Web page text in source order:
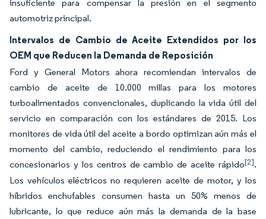
insuficiente para compensar la presión en el segmento
automotriz principal.
Intervalos de Cambio de Aceite Extendidos por los
OEM que Reducen la Demanda de Reposición
Ford y General Motors ahora recomiendan intervalos de
cambio de aceite de 10.000 millas para los motores
turboalimentados convencionales, duplicando la vida útil del
servicio en comparación con los estándares de 2015. Los
monitores de vida útil del aceite a bordo optimizan aún más el
momento del cambio, reduciendo el rendimiento para los
concesionarios y los centros de cambio de aceite rápido[2].
Los vehículos eléctricos no requieren aceite de motor, y los
híbridos enchufables consumen hasta un 50% menos de
lubricante, lo que reduce aún más la demanda de la base